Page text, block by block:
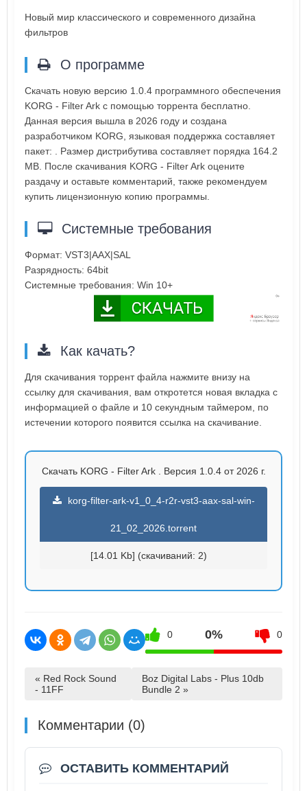
Новый мир классического и современного дизайна
фильтров
О программе
Скачать новую версию 1.0.4 программного обеспечения
KORG - Filter Ark с помощью торрента бесплатно.
Данная версия вышла в 2026 году и создана
разработчиком KORG, языковая поддержка составляет
пакет: . Размер дистрибутива составляет порядка 164.2
MB. После скачивания KORG - Filter Ark оцените
раздачу и оставьте комментарий, также рекомендуем
купить лицензионную копию программы.
Системные требования
Формат: VST3|AAX|SAL
Разрядность: 64bit
Системные требования: Win 10+
Как качать?
Для скачивания торрент файла нажмите внизу на
ссылку для скачивания, вам откротется новая вкладка с
информацией о файле и 10 секундным таймером, по
истечении которого появится ссылка на скачивание.
Скачать KORG - Filter Ark . Версия 1.0.4 от 2026 г.
korg-filter-ark-v1_0_4-r2r-vst3-aax-sal-win-
21_02_2026.torrent
[14.01 Kb] (cкачиваний: 2)
0 0% 0
« Red Rock Sound
- 11FF
Boz Digital Labs - Plus 10db
Bundle 2 »
Комментарии (0)
ОСТАВИТЬ КОММЕНТАРИЙ